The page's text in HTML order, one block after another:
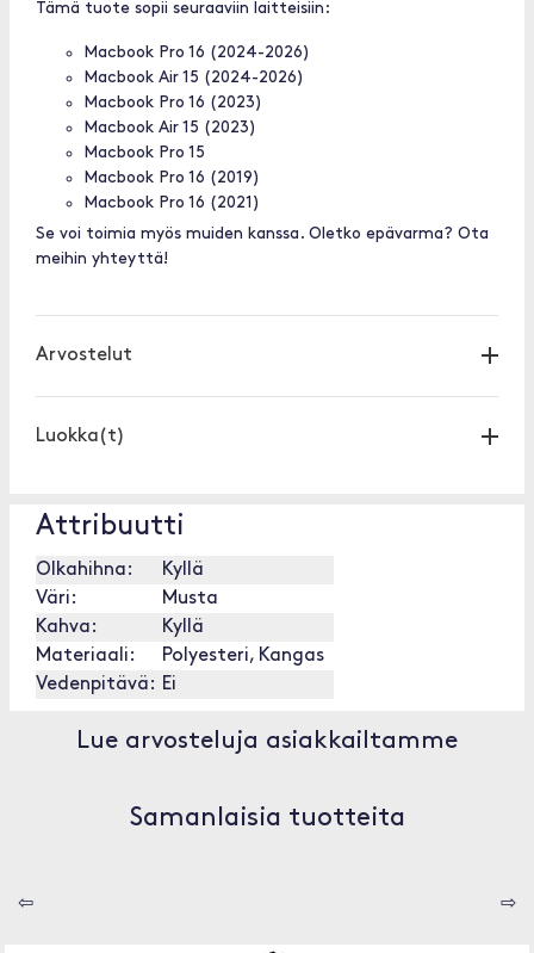
Tämä tuote sopii seuraaviin laitteisiin:
Macbook Pro 16 (2024-2026)
Macbook Air 15 (2024-2026)
Macbook Pro 16 (2023)
Macbook Air 15 (2023)
Macbook Pro 15
Macbook Pro 16 (2019)
Macbook Pro 16 (2021)
Se voi toimia myös muiden kanssa. Oletko epävarma? Ota
meihin yhteyttä!
Arvostelut
Luokka(t)
Attribuutti
Olkahihna:
Kyllä
Väri:
Musta
Kahva:
Kyllä
Materiaali:
Polyesteri, Kangas
Vedenpitävä: Ei
Lue arvosteluja asiakkailtamme
Samanlaisia tuotteita
⇦ ⇨